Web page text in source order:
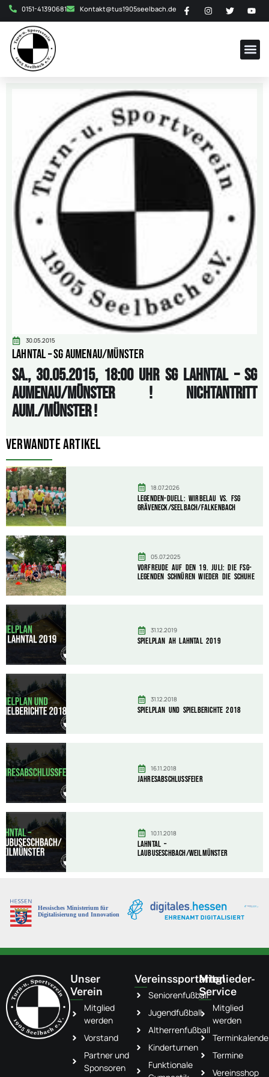
0151-41390681 Kontakt@tus1905seelbach.de
30.05.2015
Lahntal – SG Aumenau/Münster
Sa., 30.05.2015, 18:00 Uhr SG Lahntal – SG
Aumenau/Münster ! Nichtantritt
Aum./Münster !
Verwandte Artikel
18.07.2026
Legenden-Duell: Wirbelau vs. FSG
Gräveneck/Seelbach/Falkenbach
05.07.2025
Vorfreude auf den 19. Juli: Die FSG-
Legenden schnüren wieder die Schuhe
31.12.2019
Spielplan AH Lahntal 2019
31.12.2018
Spielplan und Spielberichte 2018
16.11.2018
Jahresabschlussfeier
10.11.2018
Lahntal –
Laubuseschbach/Weilmünster
Unser
Verein
Mitglied
werden
Vorstand
Partner und
Sponsoren
Vereinssportarten
Seniorenfußball
Jugendfußball
Altherrenfußball
Kinderturnen
Funktionale
Mitglieder-
Service
Mitglied
werden
Termine
Vereinsshop